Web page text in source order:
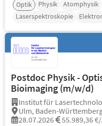
Optik Physik Atomphysik
Laserspektroskopie
Postdoc Physik -
Bioimaging (m/w/d)
Institut für
Ulm, Baden-
28.07.2026
55.989,36